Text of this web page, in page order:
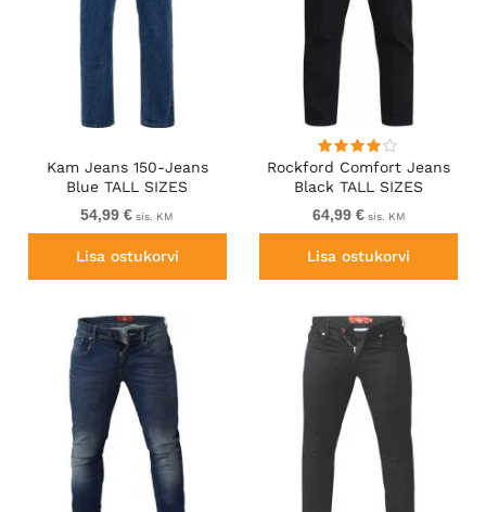
Kam Jeans 150-Jeans
Blue TALL SIZES
54,99 € sis. KM
Lisa ostukorvi
Rockford Comfort Jeans
Black TALL SIZES
64,99 €sis. KM
Lisa ostukorvi